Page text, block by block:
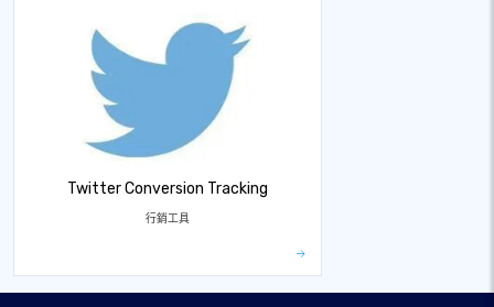
Twitter Conversion Tracking
行銷工具